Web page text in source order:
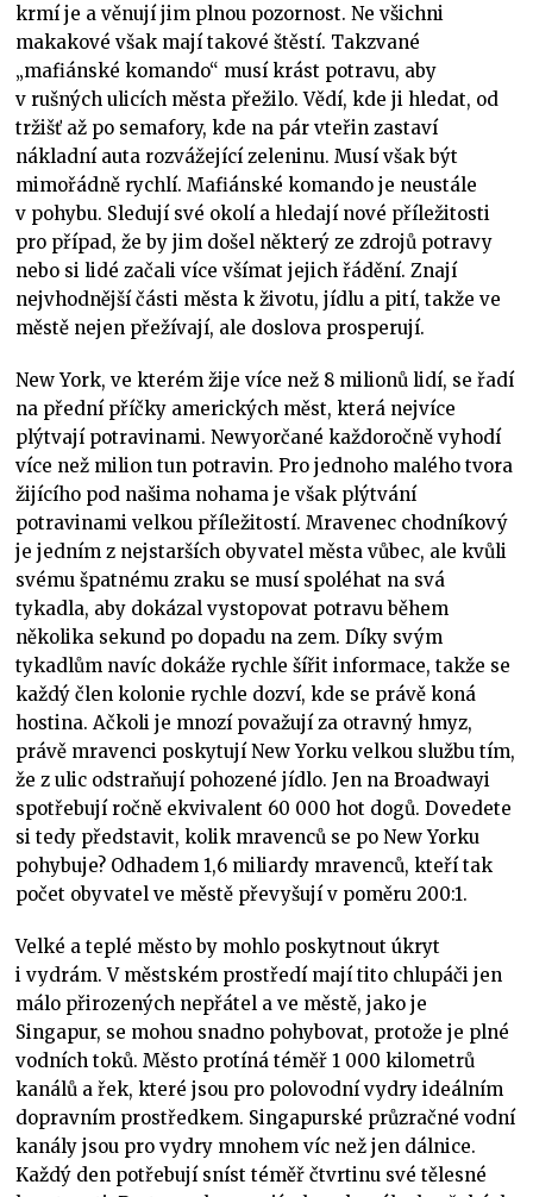
krmí je a věnují jim plnou pozornost. Ne všichni
makakové však mají takové štěstí. Takzvané
„mafiánské komando“ musí krást potravu, aby
v rušných ulicích města přežilo. Vědí, kde ji hledat, od
tržišť až po semafory, kde na pár vteřin zastaví
nákladní auta rozvážející zeleninu. Musí však být
mimořádně rychlí. Mafiánské komando je neustále
v pohybu. Sledují své okolí a hledají nové příležitosti
pro případ, že by jim došel některý ze zdrojů potravy
nebo si lidé začali více všímat jejich řádění. Znají
nejvhodnější části města k životu, jídlu a pití, takže ve
městě nejen přežívají, ale doslova prosperují.
New York, ve kterém žije více než 8 milionů lidí, se řadí
na přední příčky amerických měst, která nejvíce
plýtvají potravinami. Newyorčané každoročně vyhodí
více než milion tun potravin. Pro jednoho malého tvora
žijícího pod našima nohama je však plýtvání
potravinami velkou příležitostí. Mravenec chodníkový
je jedním z nejstarších obyvatel města vůbec, ale kvůli
svému špatnému zraku se musí spoléhat na svá
tykadla, aby dokázal vystopovat potravu během
několika sekund po dopadu na zem. Díky svým
tykadlům navíc dokáže rychle šířit informace, takže se
každý člen kolonie rychle dozví, kde se právě koná
hostina. Ačkoli je mnozí považují za otravný hmyz,
právě mravenci poskytují New Yorku velkou službu tím,
že z ulic odstraňují pohozené jídlo. Jen na Broadwayi
spotřebují ročně ekvivalent 60 000 hot dogů. Dovedete
si tedy představit, kolik mravenců se po New Yorku
pohybuje? Odhadem 1,6 miliardy mravenců, kteří tak
počet obyvatel ve městě převyšují v poměru 200:1.
Velké a teplé město by mohlo poskytnout úkryt
i vydrám. V městském prostředí mají tito chlupáči jen
málo přirozených nepřátel a ve městě, jako je
Singapur, se mohou snadno pohybovat, protože je plné
vodních toků. Město protíná téměř 1 000 kilometrů
kanálů a řek, které jsou pro polovodní vydry ideálním
dopravním prostředkem. Singapurské průzračné vodní
kanály jsou pro vydry mnohem víc než jen dálnice.
Každý den potřebují sníst téměř čtvrtinu své tělesné